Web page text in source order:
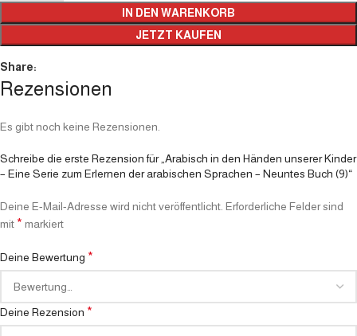
IN DEN WARENKORB
JETZT KAUFEN
Share:
Rezensionen
Es gibt noch keine Rezensionen.
Schreibe die erste Rezension für „Arabisch in den Händen unserer Kinder
– Eine Serie zum Erlernen der arabischen Sprachen – Neuntes Buch (9)“
Deine E-Mail-Adresse wird nicht veröffentlicht. Erforderliche Felder sind
mit * markiert
Deine Bewertung *
Deine Rezension *